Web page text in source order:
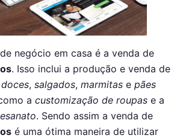
negócio em casa é a venda de
. Isso inclui a produção e venda de
doces, salgados, marmitas e pães
a customização de roupas e a
. Sendo assim a venda de
é uma ótima maneira de utilizar